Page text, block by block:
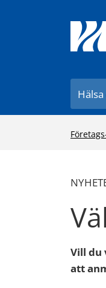
Vill du
att